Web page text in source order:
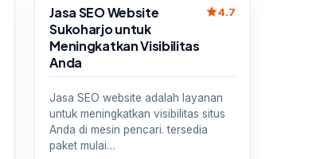
Sale
Jasa SEO Website
Sukoharjo untuk
Meningkatkan Visibilitas
Anda
star4.7
Jasa SEO website adalah layanan
untuk meningkatkan visibilitas situs
Anda di mesin pencari. tersedia
paket mulai…